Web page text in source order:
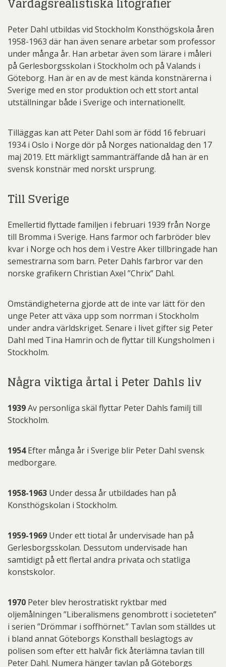
Peter Dahl utbildas vid Stockholm Konsthögskola åren
1958-1963 där han även senare arbetar som professor
under många år. Han arbetar även som lärare i måleri
på Gerlesborgsskolan i Stockholm och på Valands i
Göteborg. Han är en av de mest kända konstnärerna i
Sverige med en stor produktion och ett stort antal
utställningar både i Sverige och internationellt.
Tilläggas kan att Peter Dahl som är född 16 februari
1934 i Oslo i Norge dör på Norges nationaldag den 17
maj 2019. Ett märkligt sammanträffande då han är en
svensk konstnär med norskt ursprung.
Till Sverige
Emellertid flyttade familjen i februari 1939 från Norge
till Bromma i Sverige. Hans farmor och farbröder blev
kvar i Norge och hos dem i Vestre Aker tillbringade han
semestrarna som barn. Peter Dahls farbror var den
norske grafikern Christian Axel ”Chrix” Dahl.
Omständigheterna gjorde att de inte var lätt för den
unge Peter att växa upp som norrman i Stockholm
under andra världskriget. Senare i livet gifter sig Peter
Dahl med Tina Hamrin och de flyttar till Kungsholmen i
Stockholm.
Några viktiga årtal i Peter Dahls liv
1939Av personliga skäl flyttar Peter Dahls familj till
Stockholm.
1954Efter många år i Sverige blir Peter Dahl svensk
medborgare.
1958-1963 Under dessa år utbildades han på
Konsthögskolan i Stockholm.
1959-1969 Under ett tiotal år undervisade han på
Gerlesborgsskolan. Dessutom undervisade han
samtidigt på ett flertal andra privata och statliga
konstskolor.
1970 Peter blev herostratiskt ryktbar med
oljemålningen ”Liberalismens genombrott i societeten”
i serien ”Drömmar i soffhörnet.” Tavlan som ställdes ut
i bland annat Göteborgs Konsthall beslagtogs av
polisen som efter ett halvår fick återlämna tavlan till
Peter Dahl. Numera hänger tavlan på Göteborgs